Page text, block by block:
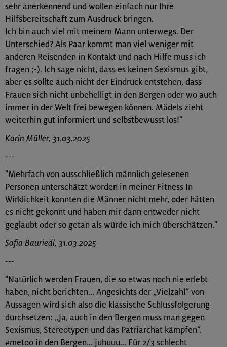
sehr anerkennend und wollen einfach nur Ihre
Hilfsbereitschaft zum Ausdruck bringen.
Ich bin auch viel mit meinem Mann unterwegs. Der
Unterschied? Als Paar kommt man viel weniger mit
anderen Reisenden in Kontakt und nach Hilfe muss ich
fragen ;-). Ich sage nicht, dass es keinen Sexismus gibt,
aber es sollte auch nicht der Eindruck entstehen, dass
Frauen sich nicht unbehelligt in den Bergen oder wo auch
immer in der Welt frei bewegen können. Mädels zieht
weiterhin gut informiert und selbstbewusst los!"
Karin Müller, 31.03.2025
---
"Mehrfach von ausschließlich männlich gelesenen
Personen unterschätzt worden in meiner Fitness In
Wirklichkeit konnten die Männer nicht mehr, oder hätten
es nicht gekonnt und haben mir dann entweder nicht
geglaubt oder so getan als würde ich mich überschätzen."
Sofia Bauriedl, 31.03.2025
---
"Natürlich werden Frauen, die so etwas noch nie erlebt
haben, nicht berichten... Angesichts der „Vielzahl“ von
Aussagen wird sich also die klassische Schlussfolgerung
durchsetzen: „Ja, auch in den Bergen muss man gegen
Sexismus, Stereotypen und das Patriarchat kämpfen“.
#metoo in den Bergen... juhuuu... Für 2/3 schlecht